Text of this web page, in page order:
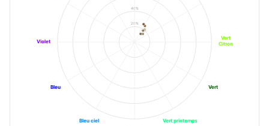
20%
40%
Vert
Citron
Vert
Vert printemps
Bleu ciel
Bleu
Violet